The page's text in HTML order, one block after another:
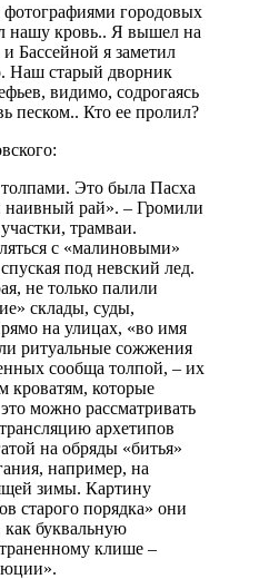
городовых
нашу кровь.. Я вышел на
Бассейной я заметил
Наш старый дворник
видимо, содрогаясь
песком.. Кто ее пролил?
Это была Пасха
рай». – Громили
трамваи.
с «малиновыми»
под невский лед.
не только палили
склады, суды,
на улицах, «во имя
ритуальные сожжения
сообща толпой, – их
кроватям, которые
можно рассматривать
архетипов
на обряды «битья»
например, на
зимы. Картину
старого порядка» они
буквальную
клише –